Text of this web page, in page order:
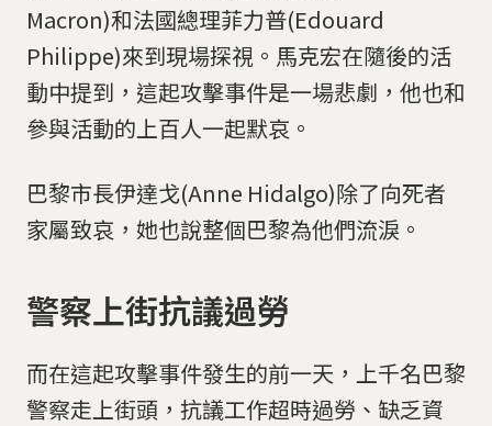
Macron)和法國總理菲力普(Edouard
Philippe)來到現場探視。馬克宏在隨後的活
動中提到，這起攻擊事件是一場悲劇，他也和
參與活動的上百人一起默哀。
巴黎市長伊達戈(Anne Hidalgo)除了向死者
家屬致哀，她也說整個巴黎為他們流淚。
警察上街抗議過勞
而在這起攻擊事件發生的前一天，上千名巴黎
警察走上街頭，抗議工作超時過勞、缺乏資